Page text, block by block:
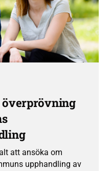
överprövning
att ansöka om
upphandling av